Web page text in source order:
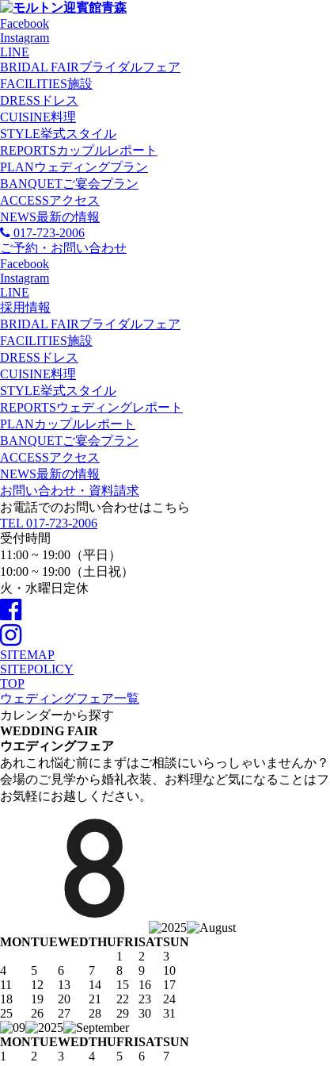
Facebook
Instagram
LINE
BRIDAL FAIRブライダルフェア
FACILITIES施設
DRESS ドレス
CUISINE料理
STYLE挙式スタイル
REPORTSカップルレポート
PLANウェディングプラン
BANQUETご宴会プラン
ACCESSアクセス
NEWS最新の情報
017-723-2006
ご予約・お問い合わせ
Facebook
Instagram
LINE
採用情報
BRIDAL FAIRブライダルフェア
FACILITIES施設
DRESS ドレス
CUISINE料理
STYLE挙式スタイル
REPORTSウェディングレポート
PLANカップルレポート
BANQUETご宴会プラン
ACCESSアクセス
NEWS最新の情報
お問い合わせ・資料請求
お電話でのお問い合わせはこちら
TEL 017-723-2006
受付時間
11:00 ~ 19:00（平日）
10:00 ~ 19:00（土日祝）
火・水曜日定休
SITEMAP
SITEPOLICY
TOP
ウェディングフェア一覧
カレンダーから探す
WEDDING FAIR
ウエディングフェア
あれこれ悩む前にまずはご相談にいらっしゃいませんか？
会場のご見学から婚礼衣装、お料理など気になることはフ
お気軽にお越しください。
MONTUEWEDTHUFRISATSUN
1
2
3
4
5 6 7 8 9
10
11
12 13 14 15 16
17
18
19 20 21 22 23
24
25
26 27 28 29 30 31
MONTUEWEDTHUFRISATSUN
1
2 3 4 5 6
7